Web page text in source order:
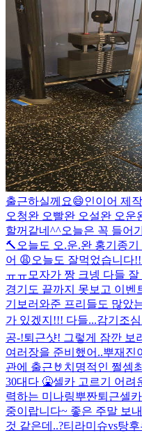
출근하실께요😄인이어 제
오청완 오빨완 오설완 오운
할꺼같네^^오늘은 꼭 들어
🔨오늘도 오.운.완 홍기종기
어 😩오늘도 잘먹었습니다
ㅠㅠ 모자가 짱 크넹 다들
경기도 끝까지 못보고 이벤
기보러와준 프리들도 많았
가 있겠지!!! 다들...감기조
공-!퇴근샷! 그렇게 잠깐 보
여러장을 준비했어..뿌재진
관에 출근🤘 치명적인 쩔셈
30대다 🤮셀카 고르기 어려
력하는 미나링뿌짠퇴근셀
중이랍니다~ 좋은 주말 보
것 같은데..?티라미슈vs탕